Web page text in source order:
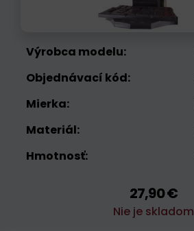
Výrobca modelu:
Objednávací kód:
Mierka:
Materiál:
Hmotnosť:
27,90 €
Nie je skladom